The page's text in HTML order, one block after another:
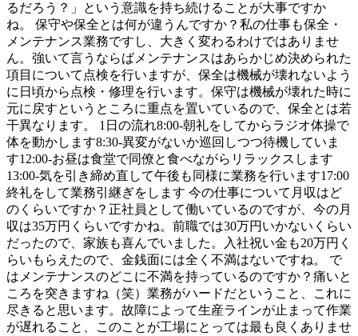
るだろう？」という意識を持ち続けることが大事ですか
ね。 保守や保全とは何が違うんですか？私の仕事も保全・
メンテナンス業務ですし、大きく変わるわけではありませ
ん。強いて言うならばメンテナンスはあらかじめ決められた
項目について点検を行いますが、保全は機械が壊れないよう
に日頃から点検・修理を行います。保守は機械が壊れた時に
元に戻すというところに重点を置いているので、保全とは若
干異なります。 1日の流れ8:00-朝礼をしてからラジオ体操で
体を動かします8:30-異変がないか巡回しつつ待機していま
す12:00-お昼は食堂で同僚と食べながらリラックスします
13:00-気を引き締め直して午後も同様に業務を行います17:00
終礼をして業務引継ぎをします 今の仕事について月収はど
のくらいですか？正社員として働いているのですが、今の月
収は35万円くらいですかね。前職では30万円いかないくらい
だったので、家族も喜んでいました。入社祝い金も20万円く
らいもらえたので、金銭面には全く不満はないですね。 で
はメンテナンスのどこに不満を持っているのですか？痛いと
ころを突きますね（笑）業務がハードだということ、これに
尽きると思います。故障によって生産ラインが止まって作業
が遅れること、このことが工場にとっては最も良くありませ